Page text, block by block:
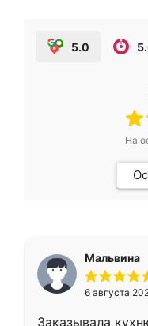
5.0
На
Мальвина
6 августа
Заказывала